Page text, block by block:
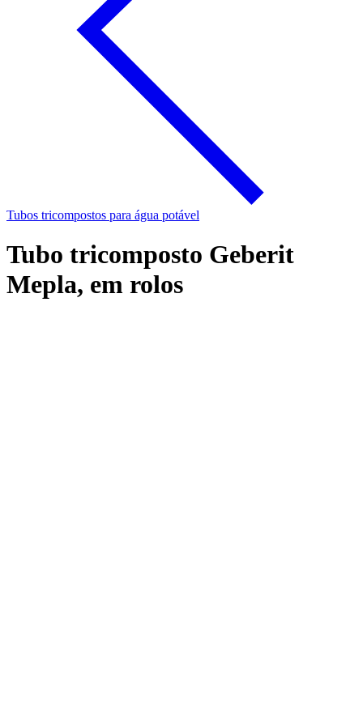
Tubos tricompostos para água potável
Tubo tricomposto Geberit
Mepla, em rolos